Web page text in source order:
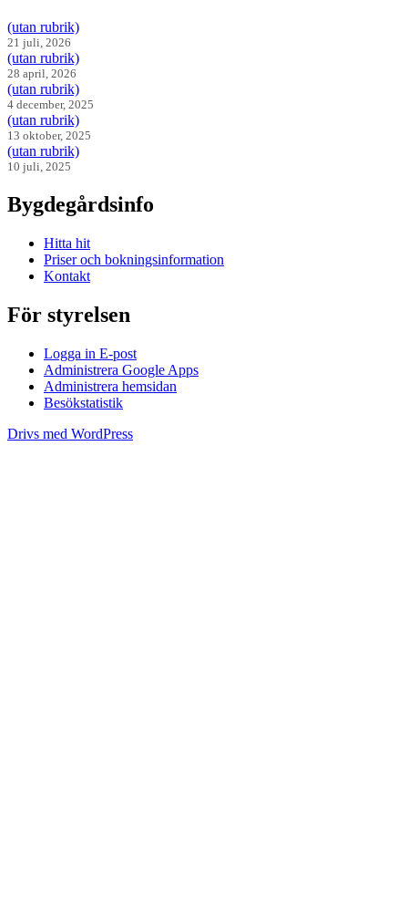
(utan rubrik)
21 juli, 2026
(utan rubrik)
28 april, 2026
(utan rubrik)
4 december, 2025
(utan rubrik)
13 oktober, 2025
(utan rubrik)
10 juli, 2025
Bygdegårdsinfo
Hitta hit
Priser och bokningsinformation
Kontakt
För styrelsen
Logga in E-post
Administrera Google Apps
Administrera hemsidan
Besökstatistik
Drivs med WordPress